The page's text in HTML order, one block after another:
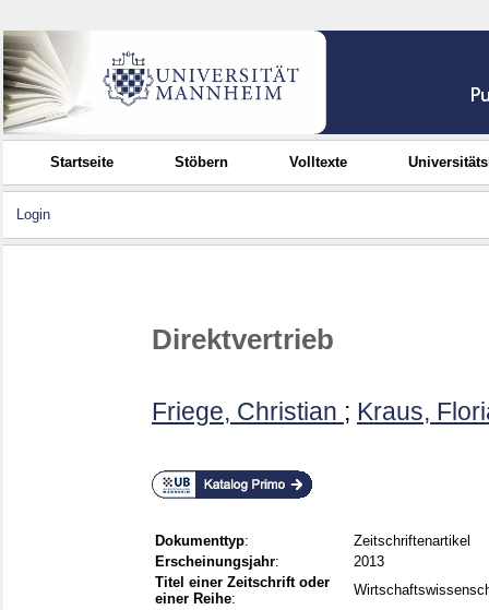
Startseite Stöbern Volltexte
Login
Direktvertrieb
Friege, Christian ; Kraus,
Dokumenttyp:
Zeitschriftenartikel
Erscheinungsjahr:
2013
Titel einer Zeitschrift oder
einer Reihe: